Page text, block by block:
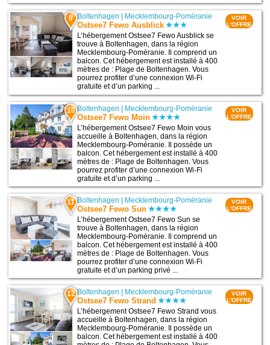
9 Boltenhagen Mecklembourg-Poméranie
Ostsee7 Fewo Ausblick
L’hébergement Ostsee7 Fewo Ausblick se
trouve à Boltenhagen, dans la région
Mecklembourg-Poméranie. Il comprend un
balcon. Cet hébergement est installé à 400
mètres de : Plage de Boltenhagen. Vous
pourrez profiter d’une connexion Wi-Fi
gratuite et d’un parking ...
VOIR
L'OFFRE
10 Boltenhagen | Mecklembourg-Poméranie
Ostsee7 Fewo Moin
L’hébergement Ostsee7 Fewo Moin vous
accueille à Boltenhagen, dans la région
Mecklembourg-Poméranie. Il possède un
balcon. Cet hébergement est installé à 400
mètres de : Plage de Boltenhagen. Vous
pourrez profiter d’une connexion Wi-Fi
gratuite et d’un parking ...
VOIR
L'OFFRE
11 Boltenhagen | Mecklembourg-Poméranie
Ostsee7 Fewo Sun
L’hébergement Ostsee7 Fewo Sun se
trouve à Boltenhagen, dans la région
Mecklembourg-Poméranie. Il comprend un
balcon. Cet hébergement est installé à 400
mètres de : Plage de Boltenhagen. Vous
pourrez profiter d’une connexion Wi-Fi
gratuite et d’un parking privé ...
VOIR
L'OFFRE
12 Boltenhagen | Mecklembourg-Poméranie
Ostsee7 Fewo Strand
L’hébergement Ostsee7 Fewo Strand vous
accueille à Boltenhagen, dans la région
Mecklembourg-Poméranie. Il possède un
balcon. Cet hébergement est installé à 400
VOIR
L'OFFRE